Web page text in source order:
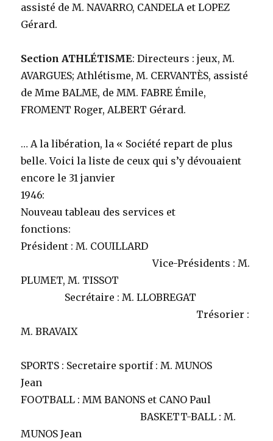
assisté de M. NAVARRO, CANDELA et LOPEZ
Gérard.
Section ATHLÉTISME: Directeurs : jeux, M.
AVARGUES; Athlétisme, M. CERVANTÈS, assisté
de Mme BALME, de MM. FABRE Émile,
FROMENT Roger, ALBERT Gérard.
… A la libération, la « Société repart de plus
belle. Voici la liste de ceux qui s’y dévouaient
encore le 31 janvier
1946:
Nouveau tableau des services et
fonctions:
Président : M. COUILLARD
Vice-Présidents : M.
PLUMET, M. TISSOT
Secrétaire : M. LLOBREGAT
Trésorier :
M. BRAVAIX
SPORTS : Secretaire sportif : M. MUNOS
Jean
FOOTBALL : MM BANONS et CANO Paul
BASKETT-BALL : M.
MUNOS Jean